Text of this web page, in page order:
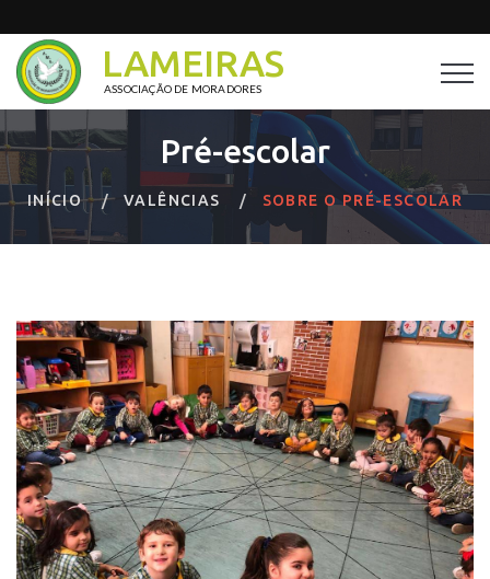
LAMEIRAS
ASSOCIAÇÃO DE MORADORES
Pré-escolar
INÍCIO VALÊNCIAS SOBRE O PRÉ-ESCOLAR